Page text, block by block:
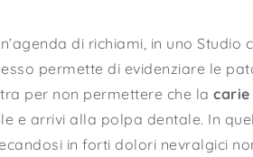
di richiami, in uno Studio
permette di evidenziare le
per non permettere che la carie
e arrivi alla polpa dentale. In
in forti dolori nevralgici